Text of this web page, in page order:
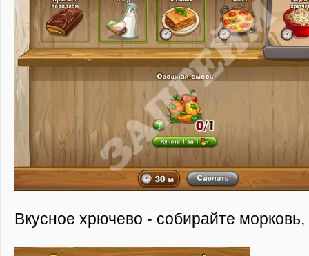
Вкусное хрючево - собирайте